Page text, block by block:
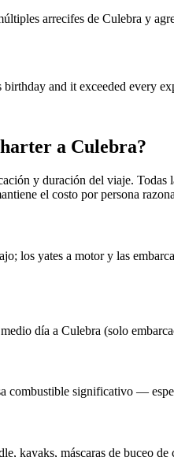
arrecifes de Culebra y
and it exceeded every
a Culebra?
y duración del viaje.
el costo por persona
los yates a motor y las
día a Culebra (solo
combustible significativo —
kayaks, máscaras de buceo